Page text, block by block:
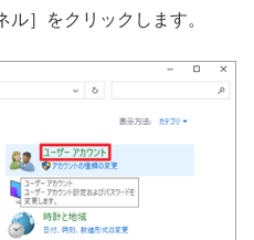
］をクリックします。